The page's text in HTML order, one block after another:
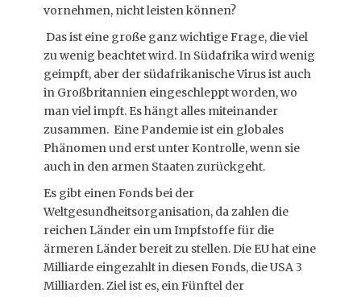
vornehmen, nicht leisten können?
Das ist eine große ganz wichtige Frage, die viel
zu wenig beachtet wird. In Südafrika wird wenig
geimpft, aber der südafrikanische Virus ist auch
in Großbritannien eingeschleppt worden, wo
man viel impft. Es hängt alles miteinander
zusammen. Eine Pandemie ist ein globales
Phänomen und erst unter Kontrolle, wenn sie
auch in den armen Staaten zurückgeht.
Es gibt einen Fonds bei der
Weltgesundheitsorganisation, da zahlen die
reichen Länder ein um Impfstoffe für die
ärmeren Länder bereit zu stellen. Die EU hat eine
Milliarde eingezahlt in diesen Fonds, die USA 3
Milliarden. Ziel ist es, ein Fünftel der